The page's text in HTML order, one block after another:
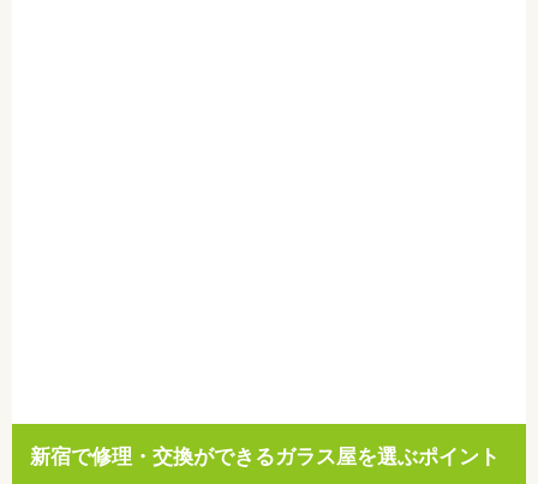
新宿で修理・交換ができるガラス屋を選ぶポイント